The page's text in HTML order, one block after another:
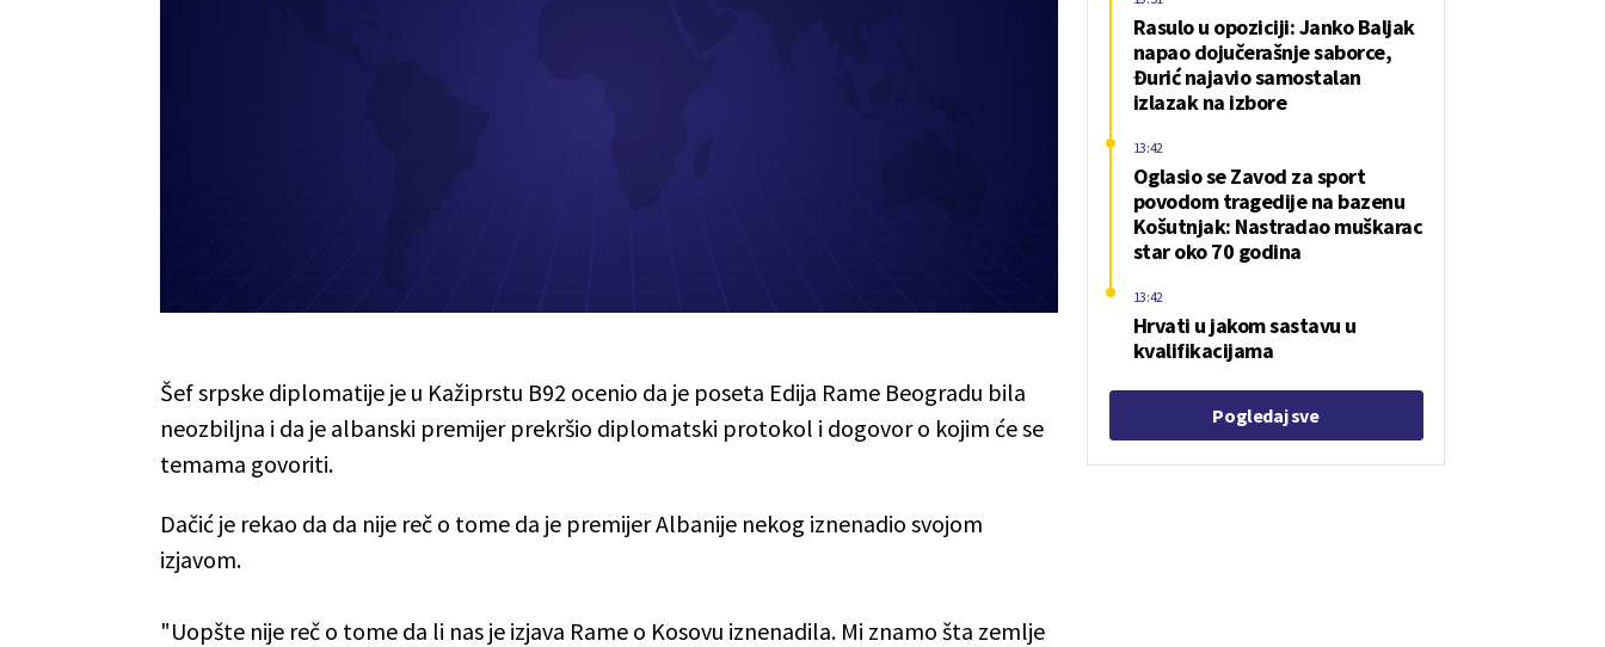
Šef srpske diplomatije je u Kažiprstu B92 ocenio da je poseta Edija Rame Beogradu bila
neozbiljna i da je albanski premijer prekršio diplomatski protokol i dogovor o kojim će se
temama govoriti.
Dačić je rekao da da nije reč o tome da je premijer Albanije nekog iznenadio svojom
izjavom.
"Uopšte nije reč o tome da li nas je izjava Rame o Kosovu iznenadila. Mi znamo šta zemlje
Rasulo u opoziciji: Janko Baljak
napao dojučerašnje saborce,
Đurić najavio samostalan
izlazak na izbore
Oglasio se Zavod za sport
povodom tragedije na bazenu
Košutnjak: Nastradao muškarac
star oko 70 godina
13:42
Hrvati u jakom sastavu u
kvalifikacijama
13:42
Pogledaj sve